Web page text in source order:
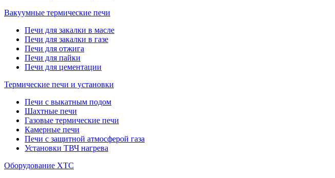
Вакуумные термические печи
Печи для закалки в масле
Печи для закалки в газе
Печи для отжига
Печи для пайки
Печи для цементации
Термические печи и установки
Печи с выкатным подом
Шахтные печи
Газовые термические печи
Камерные печи
Печи с защитной атмосферой газа
Установки ТВЧ нагрева
Оборудование ХТС